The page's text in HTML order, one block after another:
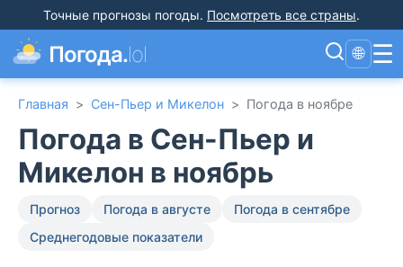
Точные прогнозы погоды. Посмотреть все страны.
Погода.lol 🌐 ☰
Главная > Сен-Пьер и Микелон > Погода в ноябре
Погода в Сен-Пьер и
Микелон в ноябрь
Прогноз Погода в августе
Погода в сентябре
Среднегодовые показатели